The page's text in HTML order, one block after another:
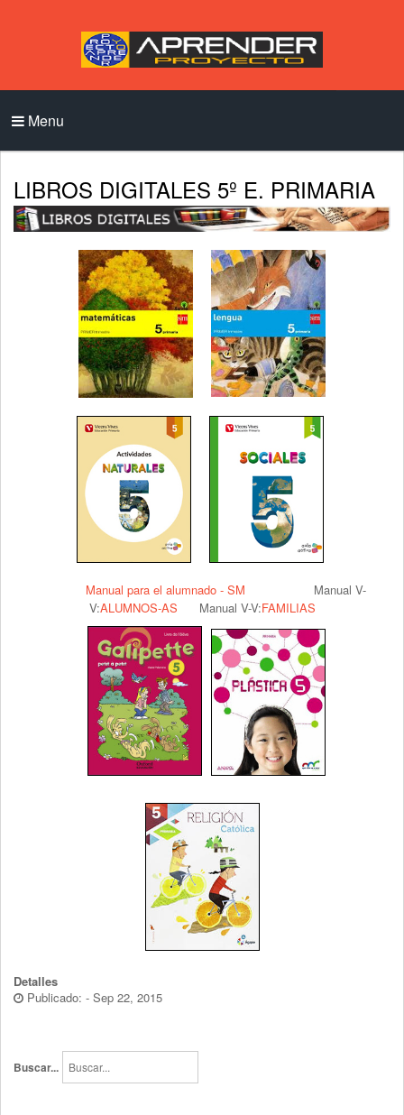
Menu
LIBROS DIGITALES 5º E. PRIMARIA
Manual para el alumnado - SM Manual V-
V:ALUMNOS-AS Manual V-V:FAMILIAS
Detalles
Publicado: - Sep 22, 2015
Buscar...